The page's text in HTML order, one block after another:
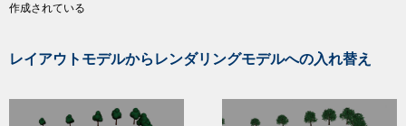
作成されている
レイアウトモデルからレンダリングモデルへの入れ替え